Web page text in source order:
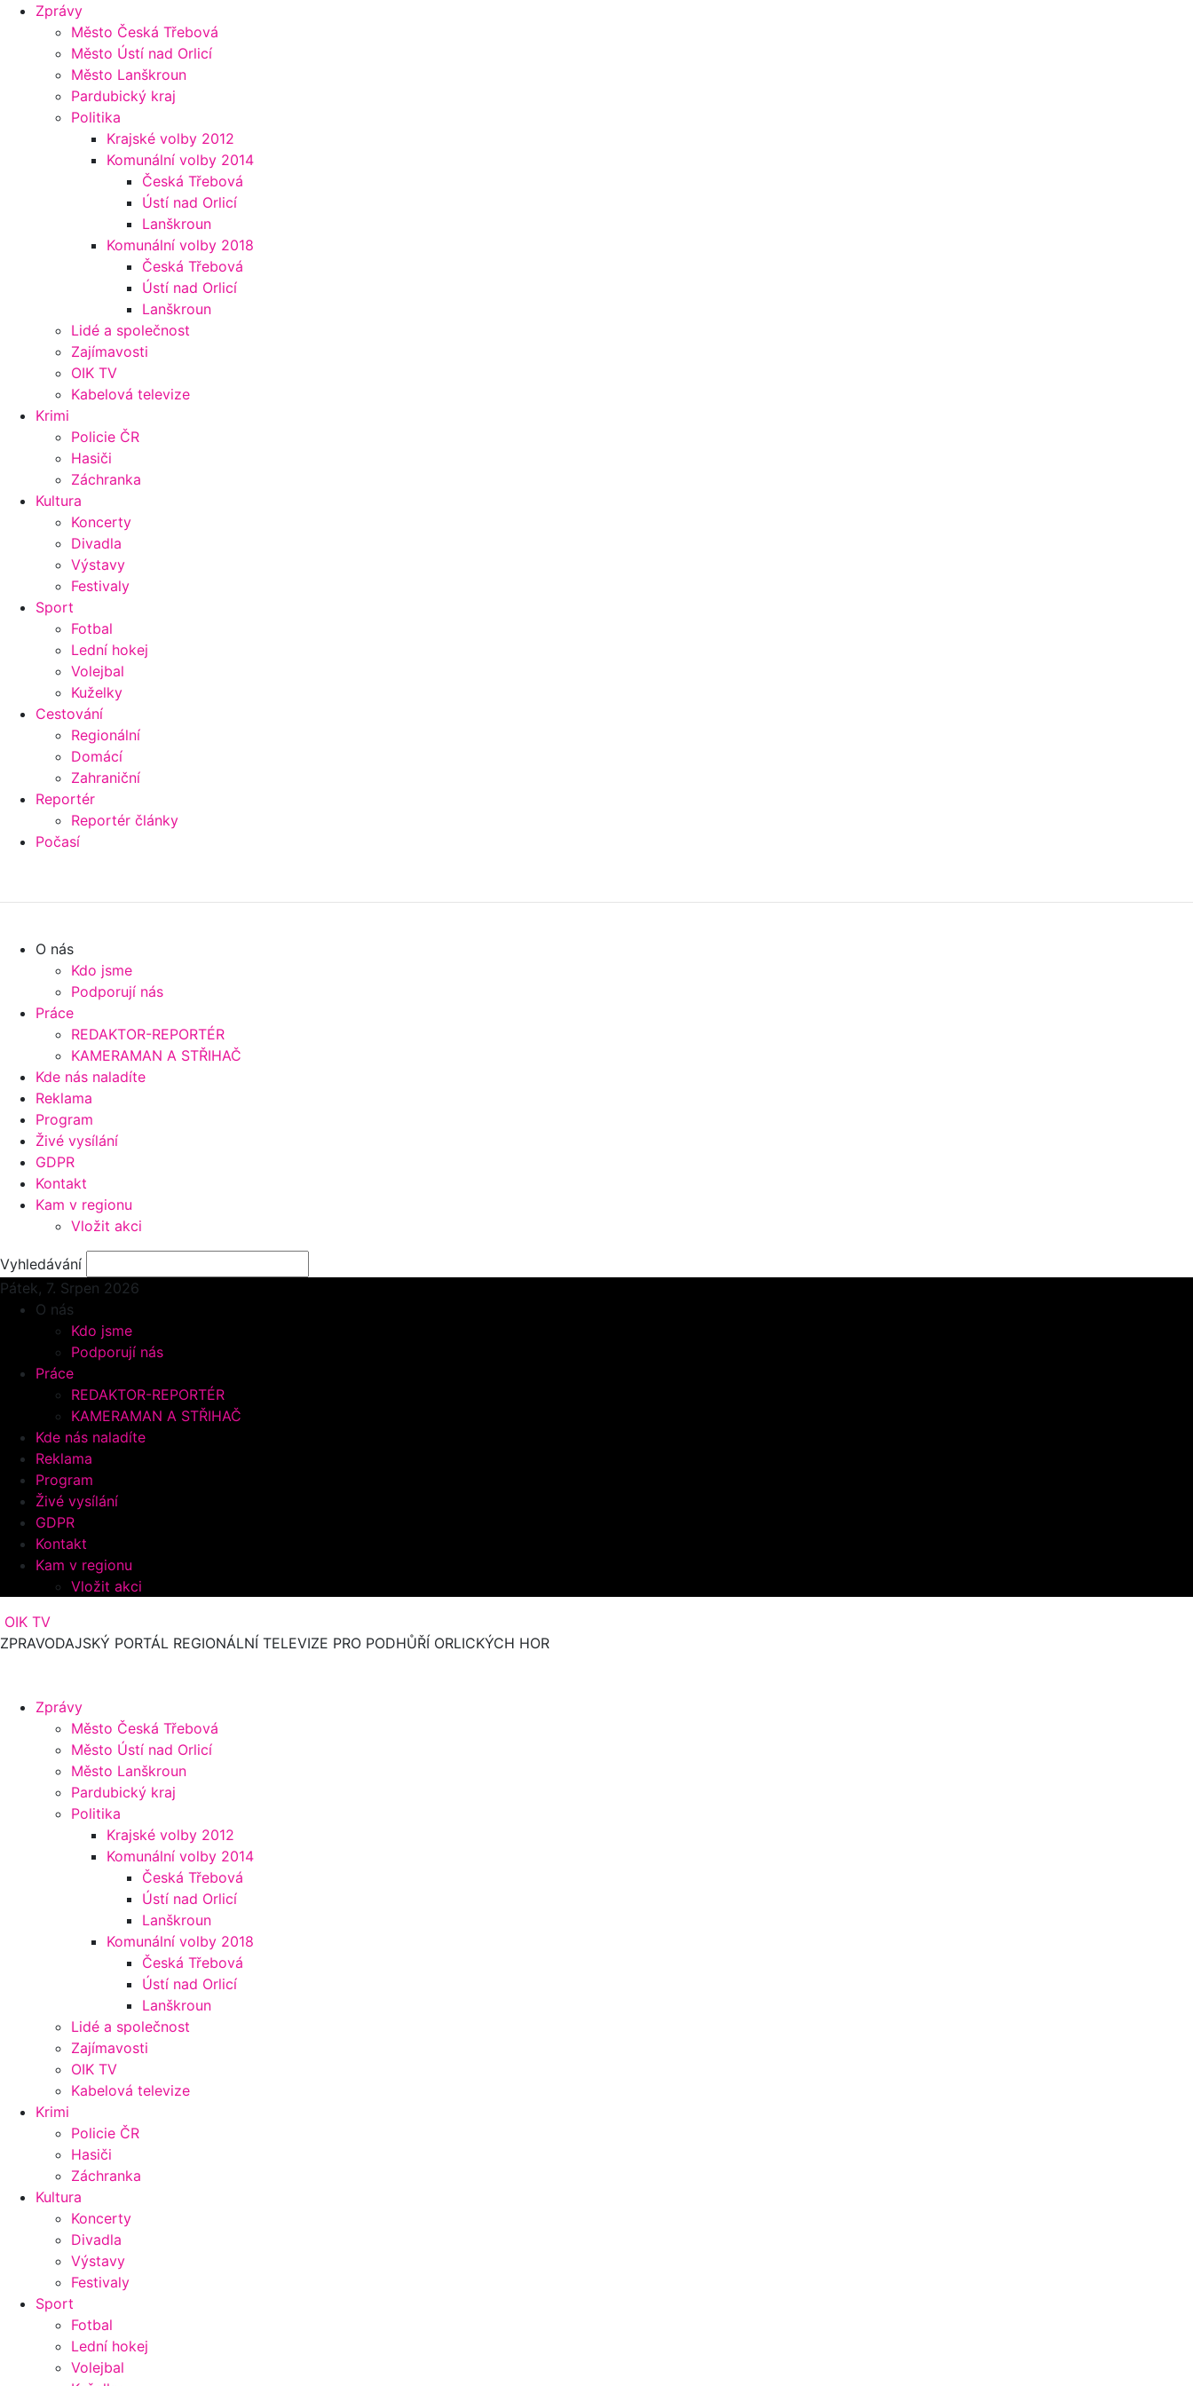
Zprávy
Město Česká Třebová
Město Ústí nad Orlicí
Město Lanškroun
Pardubický kraj
Politika
Krajské volby 2012
Komunální volby 2014
Česká Třebová
Ústí nad Orlicí
Lanškroun
Komunální volby 2018
Česká Třebová
Ústí nad Orlicí
Lanškroun
Lidé a společnost
Zajímavosti
OIK TV
Kabelová televize
Krimi
Policie ČR
Hasiči
Záchranka
Kultura
Koncerty
Divadla
Výstavy
Festivaly
Sport
Fotbal
Lední hokej
Volejbal
Kuželky
Cestování
Regionální
Domácí
Zahraniční
Reportér
Reportér články
Počasí
O nás
Kdo jsme
Podporují nás
Práce
REDAKTOR-REPORTÉR
KAMERAMAN A STŘIHAČ
Kde nás naladíte
Reklama
Program
Živé vysílání
GDPR
Kontakt
Kam v regionu
Vložit akci
Vyhledávání
Pátek, 7. Srpen 2026
O nás
Kdo jsme
Podporují nás
Práce
REDAKTOR-REPORTÉR
KAMERAMAN A STŘIHAČ
Kde nás naladíte
Reklama
Program
Živé vysílání
GDPR
Kontakt
Kam v regionu
Vložit akci
OIK TV
ZPRAVODAJSKÝ PORTÁL REGIONÁLNÍ TELEVIZE PRO PODHŮŘÍ ORLICKÝCH HOR
Zprávy
Město Česká Třebová
Město Ústí nad Orlicí
Město Lanškroun
Pardubický kraj
Politika
Krajské volby 2012
Komunální volby 2014
Česká Třebová
Ústí nad Orlicí
Lanškroun
Komunální volby 2018
Česká Třebová
Ústí nad Orlicí
Lanškroun
Lidé a společnost
Zajímavosti
OIK TV
Kabelová televize
Krimi
Policie ČR
Hasiči
Záchranka
Kultura
Koncerty
Divadla
Výstavy
Festivaly
Sport
Fotbal
Lední hokej
Volejbal